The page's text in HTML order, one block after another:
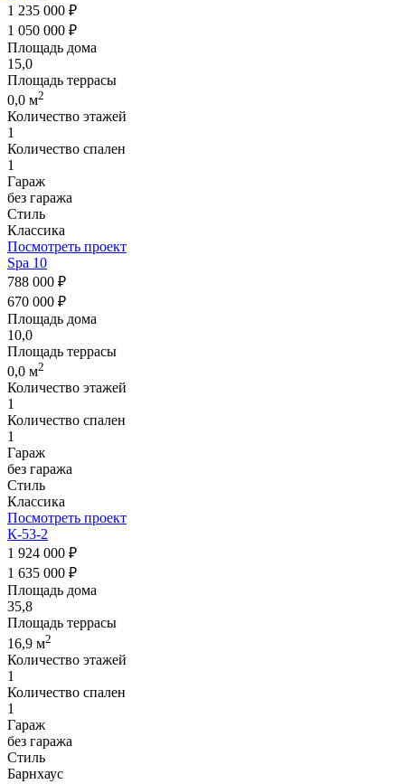
1 235 000 ₽
1 050 000 ₽
Площадь дома
15,0
Площадь террасы
0,0 м2
Количество этажей
1
Количество спален
1
Гараж
без гаража
Стиль
Классика
Посмотреть проект
Spa 10
788 000 ₽
670 000 ₽
Площадь дома
10,0
Площадь террасы
0,0 м2
Количество этажей
1
Количество спален
1
Гараж
без гаража
Стиль
Классика
Посмотреть проект
К-53-2
1 924 000 ₽
1 635 000 ₽
Площадь дома
35,8
Площадь террасы
16,9 м2
Количество этажей
1
Количество спален
1
Гараж
без гаража
Стиль
Барнхаус